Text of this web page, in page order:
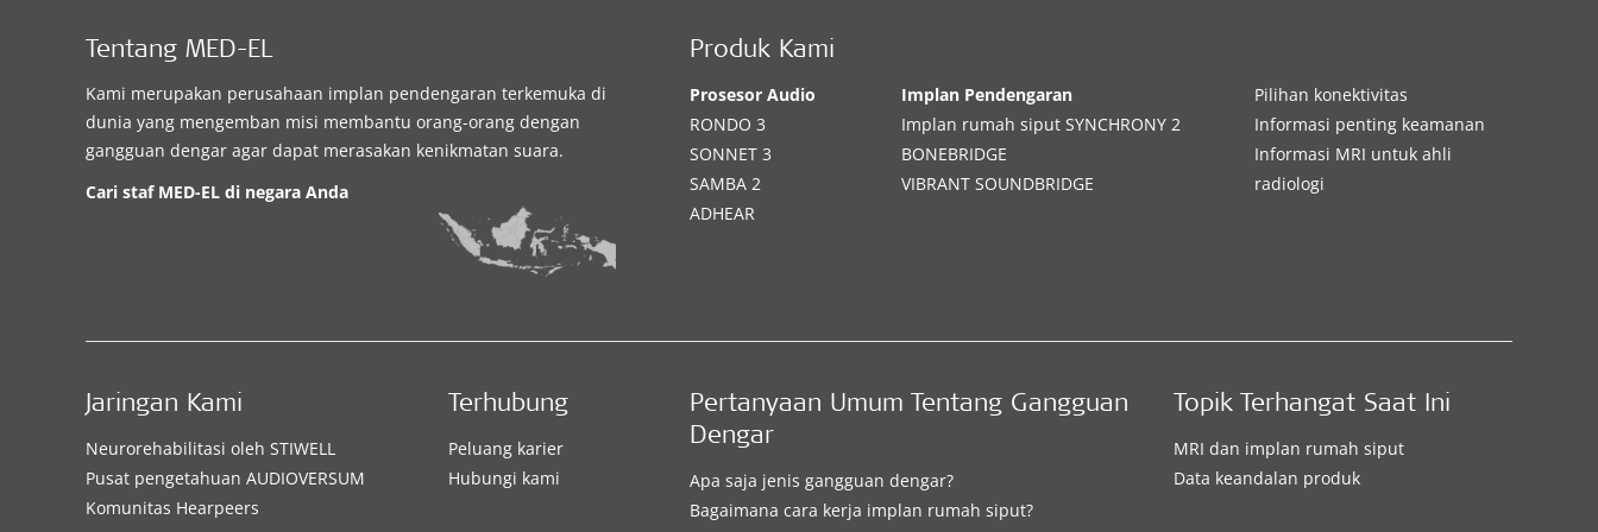
Jakarta Utara
Kontak Detail
Poli THT - Jalan
Jakarta Pusat
Kontak Detail
Memberi Solusi
Tentang MED-EL
Kami merupakan perusahaan implan pendengaran terkemuka di
dunia yang mengemban misi membantu orang-orang dengan
gangguan dengar agar dapat merasakan kenikmatan suara.
Cari staf MED-EL di negara Anda
Produk Kami
Prosesor Audio
RONDO 3
SONNET 3
SAMBA 2
ADHEAR
Implan Pendengaran
Implan rumah siput SYNCHRONY 2
BONEBRIDGE
VIBRANT SOUNDBRIDGE
Pilihan konektivitas
Informasi penting keamanan
Informasi MRI untuk ahli
radiologi
Pertanyaan Umum Tentang Gangguan
Dengar
Apa saja jenis gangguan dengar?
Bagaimana cara kerja implan rumah siput?
Topik Terhangat Saat Ini
MRI dan implan rumah siput
Data keandalan produk
Jaringan Kami
Neurorehabilitasi oleh STIWELL
Pusat pengetahuan AUDIOVERSUM
Komunitas Hearpeers
Terhubung
Peluang karier
Hubungi kami